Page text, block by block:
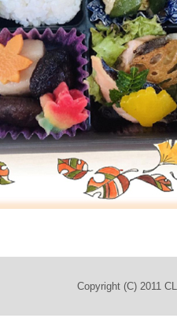
Copyright (C) 2011